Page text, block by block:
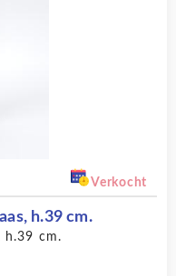
Verkocht
h.39 cm.
h.39 cm.